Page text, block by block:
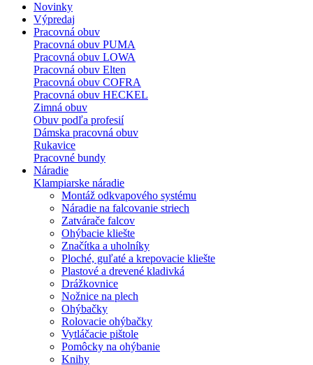
Novinky
Výpredaj
Pracovná obuv
Pracovná obuv PUMA
Pracovná obuv LOWA
Pracovná obuv Elten
Pracovná obuv COFRA
Pracovná obuv HECKEL
Zimná obuv
Obuv podľa profesií
Dámska pracovná obuv
Rukavice
Pracovné bundy
Náradie
Klampiarske náradie
Montáž odkvapového systému
Náradie na falcovanie striech
Zatvárače falcov
Ohýbacie kliešte
Značítka a uholníky
Ploché, guľaté a krepovacie kliešte
Plastové a drevené kladivká
Drážkovnice
Nožnice na plech
Ohýbačky
Rolovacie ohýbačky
Vytláčacie pištole
Pomôcky na ohýbanie
Knihy